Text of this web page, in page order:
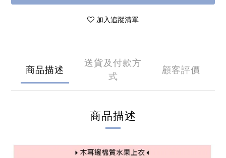
加入追蹤清單
商品描述
送貨及付款方
式
顧客評價
商品描述